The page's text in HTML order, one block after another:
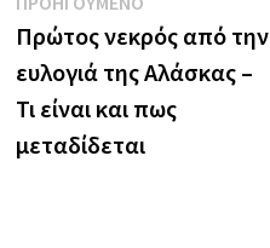
άρθρων post:
Πρώτος νεκρός από την
ευλογιά της Αλάσκας –
Τι είναι και πως
μεταδίδεται